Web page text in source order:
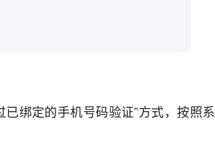
绑定的手机号码验证”方式，按照系